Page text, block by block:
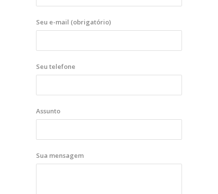
Seu e-mail (obrigatório)
Seu telefone
Assunto
Sua mensagem